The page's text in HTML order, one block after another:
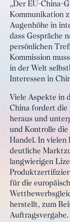
„Der EU-China-
Kommunikation
Augenhöhe in
dass Gespräche
persönlichen
Kommission
in der Welt
Interessen in
Viele Aspekte in
China fordert die
heraus und
und Kontrolle
Handel. In vielen
deutliche
langwierigen
für die
herstellt, zum